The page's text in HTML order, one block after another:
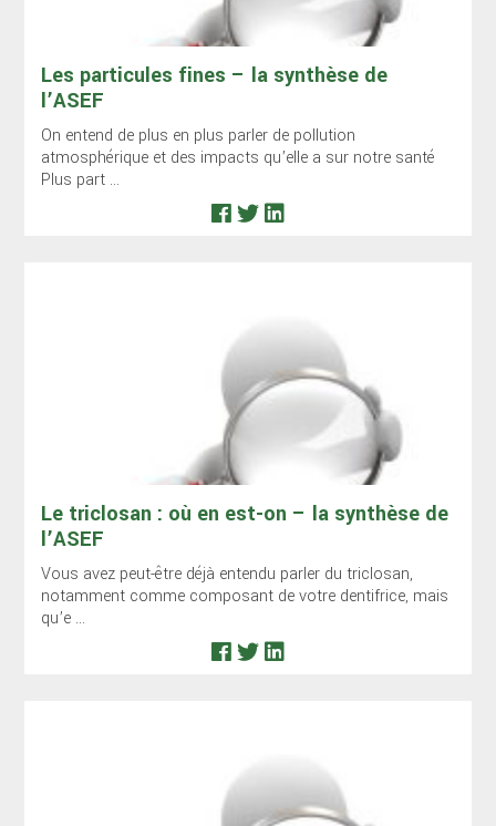
Les particules fines – la synthèse de
l’ASEF
On entend de plus en plus parler de pollution
atmosphérique et des impacts qu’elle a sur notre santé
Plus part ...
Le triclosan : où en est-on – la synthèse de
l’ASEF
Vous avez peut-être déjà entendu parler du triclosan,
notamment comme composant de votre dentifrice, mais
qu’e ...